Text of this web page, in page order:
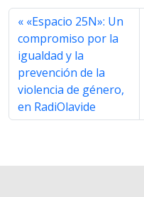
c
e
b
o
o
k
i
t
t
e
a
t
s
A
p
p
l
e
g
a
m
a
l
p
«Espacio 25N»: Un
compromiso por la
igualdad y la
prevención de la
violencia de género,
en RadiOlavide